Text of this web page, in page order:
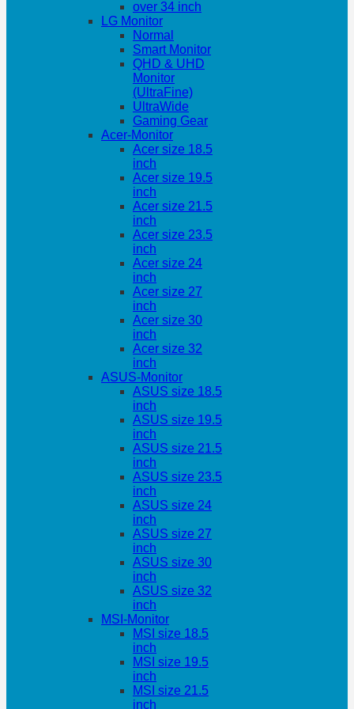
over 34 inch
LG Monitor
Normal
Smart Monitor
QHD & UHD
Monitor
(UltraFine)
UltraWide
Gaming Gear
Acer-Monitor
Acer size 18.5
inch
Acer size 19.5
inch
Acer size 21.5
inch
Acer size 23.5
inch
Acer size 24
inch
Acer size 27
inch
Acer size 30
inch
Acer size 32
inch
ASUS-Monitor
ASUS size 18.5
inch
ASUS size 19.5
inch
ASUS size 21.5
inch
ASUS size 23.5
inch
ASUS size 24
inch
ASUS size 27
inch
ASUS size 30
inch
ASUS size 32
inch
MSI-Monitor
MSI size 18.5
inch
MSI size 19.5
inch
MSI size 21.5
inch